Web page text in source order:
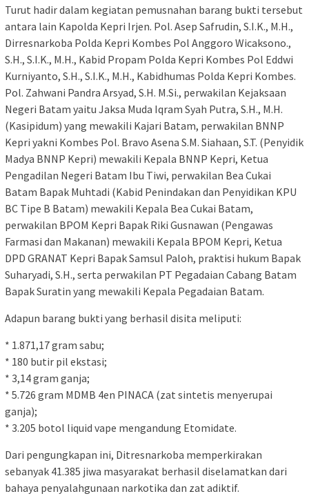
Turut hadir dalam kegiatan pemusnahan barang bukti tersebut
antara lain Kapolda Kepri Irjen. Pol. Asep Safrudin, S.I.K., M.H.,
Dirresnarkoba Polda Kepri Kombes Pol Anggoro Wicaksono.,
S.H., S.I.K., M.H., Kabid Propam Polda Kepri Kombes Pol Eddwi
Kurniyanto, S.H., S.I.K., M.H., Kabidhumas Polda Kepri Kombes.
Pol. Zahwani Pandra Arsyad, S.H. M.Si., perwakilan Kejaksaan
Negeri Batam yaitu Jaksa Muda Iqram Syah Putra, S.H., M.H.
(Kasipidum) yang mewakili Kajari Batam, perwakilan BNNP
Kepri yakni Kombes Pol. Bravo Asena S.M. Siahaan, S.T. (Penyidik
Madya BNNP Kepri) mewakili Kepala BNNP Kepri, Ketua
Pengadilan Negeri Batam Ibu Tiwi, perwakilan Bea Cukai
Batam Bapak Muhtadi (Kabid Penindakan dan Penyidikan KPU
BC Tipe B Batam) mewakili Kepala Bea Cukai Batam,
perwakilan BPOM Kepri Bapak Riki Gusnawan (Pengawas
Farmasi dan Makanan) mewakili Kepala BPOM Kepri, Ketua
DPD GRANAT Kepri Bapak Samsul Paloh, praktisi hukum Bapak
Suharyadi, S.H., serta perwakilan PT Pegadaian Cabang Batam
Bapak Suratin yang mewakili Kepala Pegadaian Batam.
Adapun barang bukti yang berhasil disita meliputi:
* 1.871,17 gram sabu;
* 180 butir pil ekstasi;
* 3,14 gram ganja;
* 5.726 gram MDMB 4en PINACA (zat sintetis menyerupai
ganja);
* 3.205 botol liquid vape mengandung Etomidate.
Dari pengungkapan ini, Ditresnarkoba memperkirakan
sebanyak 41.385 jiwa masyarakat berhasil diselamatkan dari
bahaya penyalahgunaan narkotika dan zat adiktif.